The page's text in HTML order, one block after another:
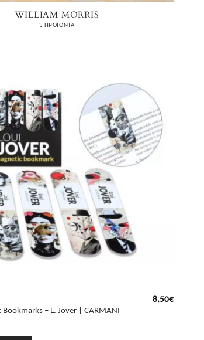
WILLIAM MORRIS
3 ΠΡΟΪΌΝΤΑ
– L. Jover | CARMANI
8,50€